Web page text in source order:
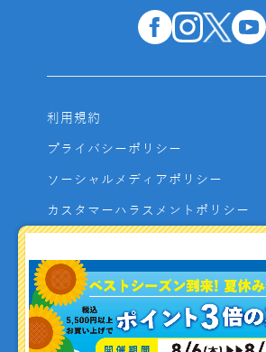
利用規約
プライバシーポリシー
ソーシャルメディアポリシー
カスタマーハラスメントポリシー
よくあるご質問
お問い合わせ
利用者資金の保全方法